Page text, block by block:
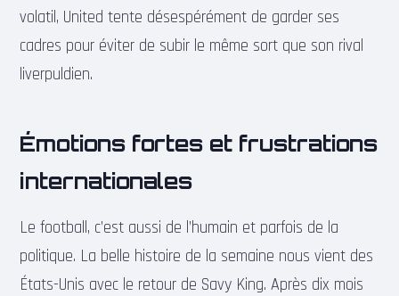
volatil, United tente désespérément de garder ses
cadres pour éviter de subir le même sort que son rival
liverpuldien.
Émotions fortes et frustrations
internationales
Le football, c’est aussi de l’humain et parfois de la
politique. La belle histoire de la semaine nous vient des
États-Unis avec le retour de Savy King. Après dix mois